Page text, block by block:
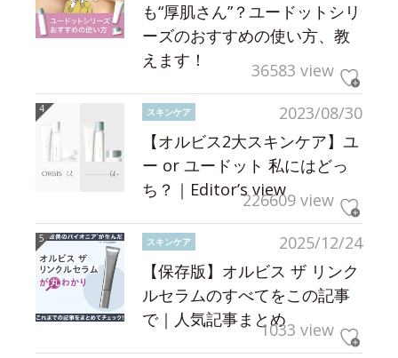
も“厚肌さん”？ユードットシリ
ーズのおすすめの使い方、教
えます！
36583 view
2023/08/30
スキンケア
【オルビス2大スキンケア】ユ
ー or ユードット 私にはどっ
ち？｜Editor’s view226609 view
2025/12/24
スキンケア
【保存版】オルビス ザ リンク
ルセラムのすべてをこの記事
で｜人気記事まとめ1033 view